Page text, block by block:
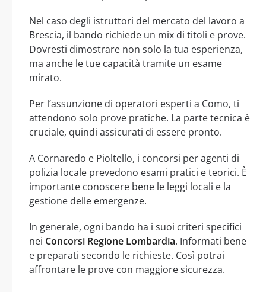
Nel caso degli istruttori del mercato del lavoro a
Brescia, il bando richiede un mix di titoli e prove.
Dovresti dimostrare non solo la tua esperienza,
ma anche le tue capacità tramite un esame
mirato.
Per l’assunzione di operatori esperti a Como, ti
attendono solo prove pratiche. La parte tecnica è
cruciale, quindi assicurati di essere pronto.
A Cornaredo e Pioltello, i concorsi per agenti di
polizia locale prevedono esami pratici e teorici. È
importante conoscere bene le leggi locali e la
gestione delle emergenze.
In generale, ogni bando ha i suoi criteri specifici
nei Concorsi Regione Lombardia. Informati bene
e preparati secondo le richieste. Così potrai
affrontare le prove con maggiore sicurezza.